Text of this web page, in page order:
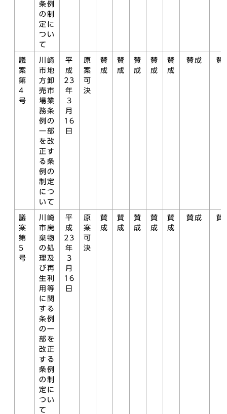
条例
の制
定に
つい
て
議
案
第
4
号
川崎
市地
方卸
売市
場業
務条
例の
一部
を改
正す
る条
例の
制定
につ
いて
平
成
23
年
3
月
16
日
原
案
可
決
賛
成
賛
成
賛
成
賛
成
賛
成
賛成 賛
議
案
第
5
号
川崎
市廃
棄物
の処
理及
び再
生利
用等
に関
する
条例
の一
部を
改正
する
条例
の制
定に
つい
て
平
成
23
年
3
月
16
日
原
案
可
決
賛
成
賛
成
賛
成
賛
成
賛
成
賛成 賛